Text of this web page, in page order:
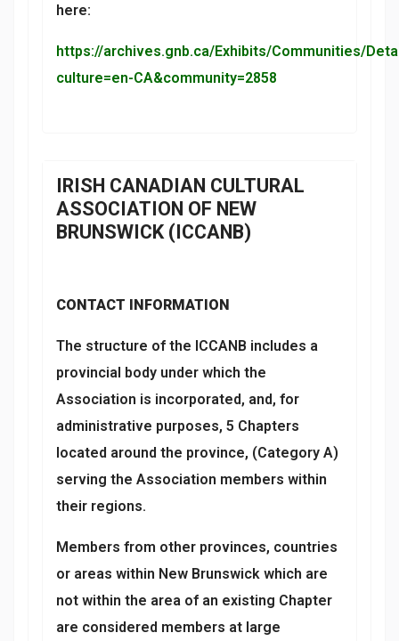
here:
https://archives.gnb.ca/Exhibits/Communities/
culture=en-CA&community=2858
IRISH CANADIAN CULTURAL
ASSOCIATION OF NEW
BRUNSWICK (ICCANB)
CONTACT INFORMATION
The structure of the ICCANB includes a
provincial body under which the
Association is incorporated, and, for
administrative purposes, 5 Chapters
located around the province, (Category A)
serving the Association members within
their regions.
Members from other provinces, countries
or areas within New Brunswick which are
not within the area of an existing Chapter
are considered members at large